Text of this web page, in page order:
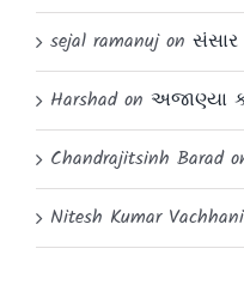
sejal ramanujon સંસાર
Harshadon અજાણ્યા
Chandrajitsinh Barad
Nitesh Kumar Vachhani